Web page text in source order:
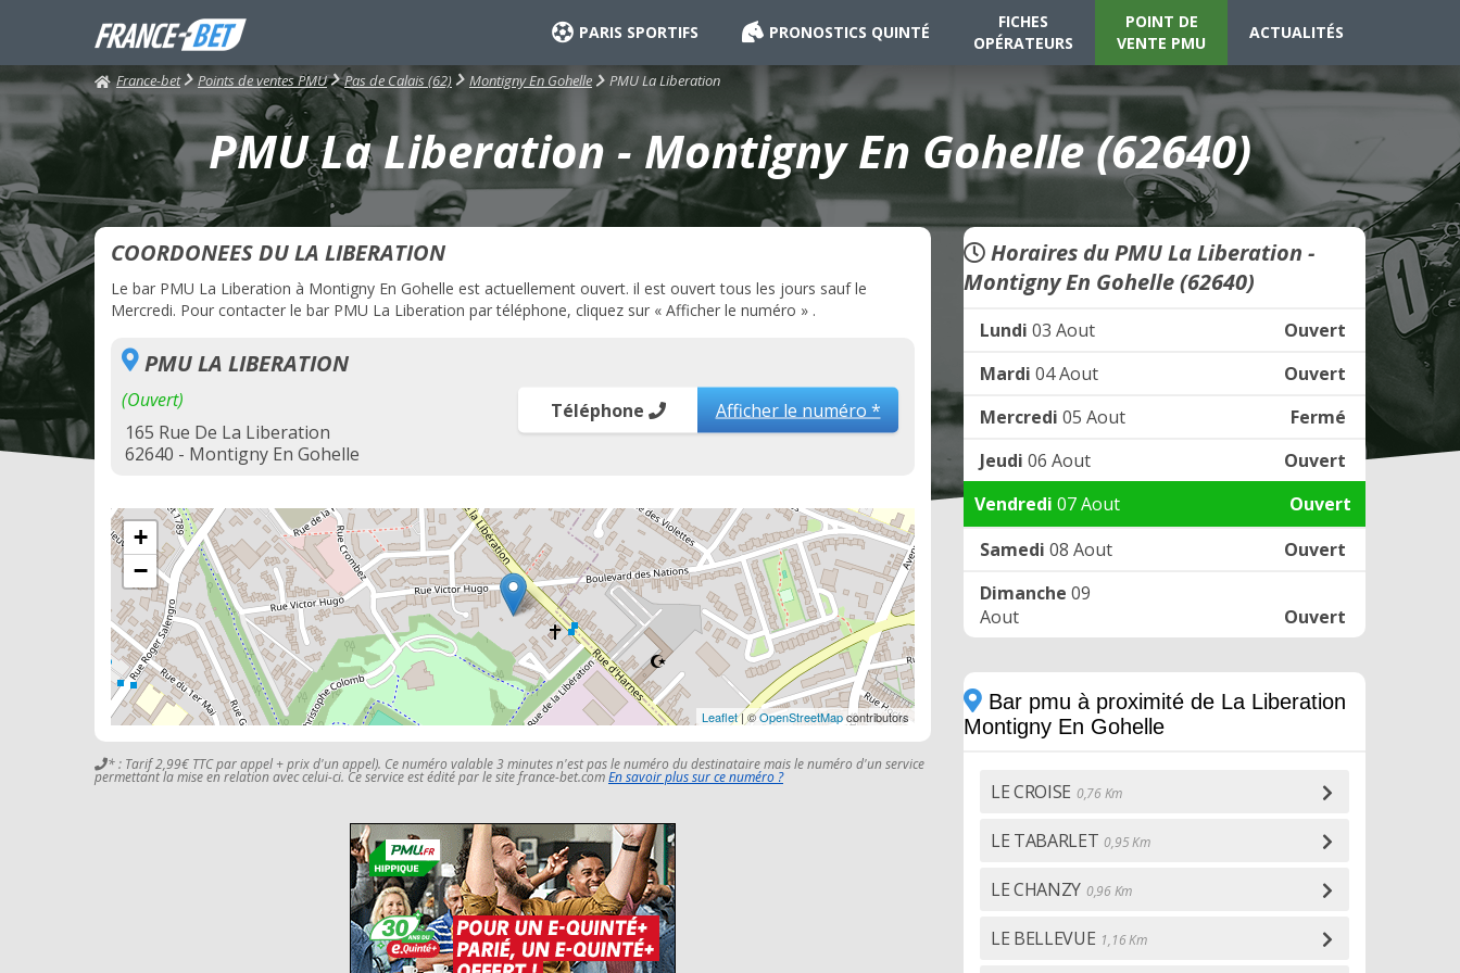
PARIS SPORTIFS PRONOSTICS QUINTÉ
FICHES
OPÉRATEURS
POINT DE
VENTE PMU
ACTUALITÉS
France-bet Points de ventes PMU Pas de Calais (62) Montigny En Gohelle PMU La Liberation
PMU La Liberation - Montigny En Gohelle (62640)
COORDONEES DU LA LIBERATION
Le bar PMU La Liberation à Montigny En Gohelle est actuellement ouvert. il est ouvert tous les jours sauf le
Mercredi. Pour contacter le bar PMU La Liberation par téléphone, cliquez sur « Afficher le numéro » .
PMU LA LIBERATION
(Ouvert)
165 Rue De La Liberation
62640 - Montigny En Gohelle
Téléphone Afficher le numéro *
+
−
Leaflet| ©OpenStreetMapcontributors
* : Tarif 2,99€ TTC par appel + prix d'un appel). Ce numéro valable 3 minutes n'est pas le numéro du destinataire mais le numéro d'un service
permettant la mise en relation avec celui-ci. Ce service est édité par le site france-bet.comEn savoir plus sur ce numéro ?
Horaires du PMU La Liberation -
Montigny En Gohelle (62640)
Lundi 03 Aout
Ouvert
Mardi 04 Aout
Ouvert
Mercredi 05 Aout
Fermé
Jeudi 06 Aout
Ouvert
Vendredi 07 Aout
Ouvert
Samedi 08 Aout
Ouvert
Dimanche 09
Aout
Ouvert
Bar pmu à proximité de La Liberation
Montigny En Gohelle
LE CROISE 0,76 Km
LE TABARLET 0,95 Km
LE CHANZY 0,96 Km
LE BELLEVUE 1,16 Km